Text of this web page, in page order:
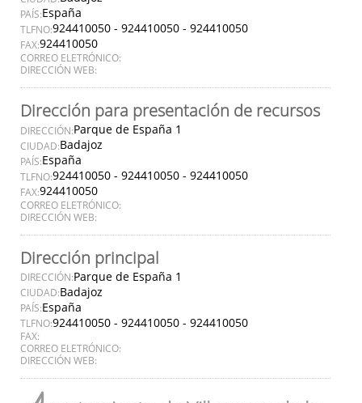
PAÍS:España
TLFNO:924410050 - 924410050 - 924410050
FAX:924410050
CORREO ELETRÓNICO:
DIRECCIÓN WEB:
Dirección para presentación de recursos
DIRECCIÓN:Parque de España 1
CIUDAD:Badajoz
PAÍS:España
TLFNO:924410050 - 924410050 - 924410050
FAX:924410050
CORREO ELETRÓNICO:
DIRECCIÓN WEB:
Dirección principal
DIRECCIÓN:Parque de España 1
CIUDAD:Badajoz
PAÍS:España
TLFNO:924410050 - 924410050 - 924410050
FAX:
CORREO ELETRÓNICO:
DIRECCIÓN WEB: